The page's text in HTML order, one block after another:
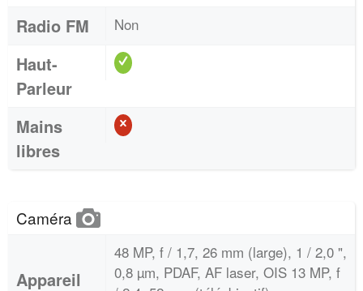
Radio FM Non
Haut-
Parleur
Mains
libres
Caméra
Appareil
48 MP, f / 1,7, 26 mm (large), 1 / 2,0 ",
0,8 µm, PDAF, AF laser, OIS 13 MP, f